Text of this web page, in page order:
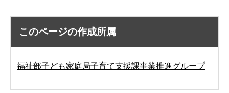
このページの作成所属
福祉部子ども家庭局子育て支援課事業推進グループ